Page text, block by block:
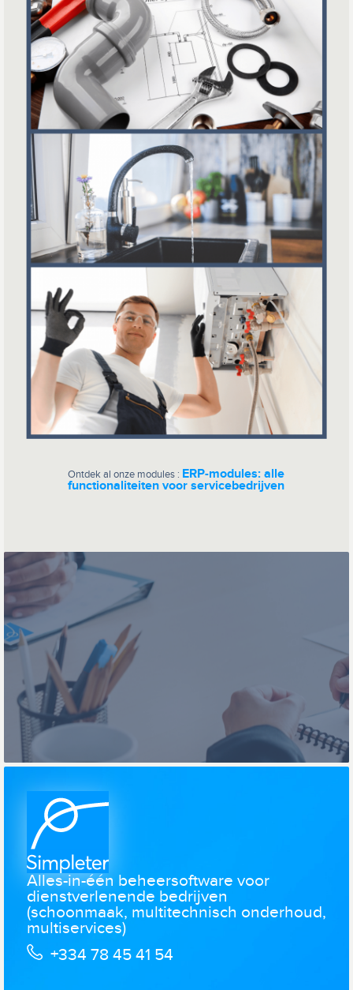
Ontdek al onze modules : ERP-modules: alle
functionaliteiten voor servicebedrijven
Alles-in-één beheersoftware voor
dienstverlenende bedrijven
(schoonmaak, multitechnisch onderhoud,
multiservices)
+334 78 45 41 54